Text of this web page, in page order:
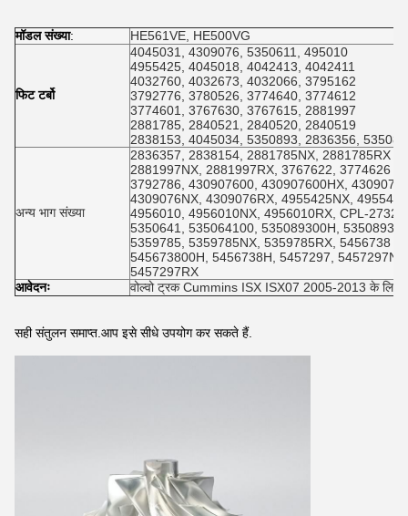
मॉडल संख्या: HE561VE, HE500VG
फिट टर्बो
4045031, 4309076, 5350611, 495010
4955425, 4045018, 4042413, 4042411
4032760, 4032673, 4032066, 3795162
3792776, 3780526, 3774640, 3774612
3774601, 3767630, 3767615, 2881997
2881785, 2840521, 2840520, 2840519
2838153, 4045034, 5350893, 2836356,
अन्य भाग संख्या
2836357, 2838154, 2881785NX, 2881785RX
2881997NX, 2881997RX, 3767622, 3774626
3792786, 430907600, 430907600HX,
4309076NX, 4309076RX, 4955425NX,
4956010, 4956010NX, 4956010RX, CPL-2732
5350641, 535064100, 535089300H, 5350893H
5359785, 5359785NX, 5359785RX, 5456738
545673800H, 5456738H, 5457297, 5457297NX
5457297RX
आवेदनः
वोल्वो ट्रक Cummins ISX ISX07 2005-2013 के लिए
सही संतुलन समाप्त.आप इसे सीधे उपयोग कर सकते हैं.